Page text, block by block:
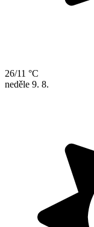
26/11 °C
neděle 9. 8.